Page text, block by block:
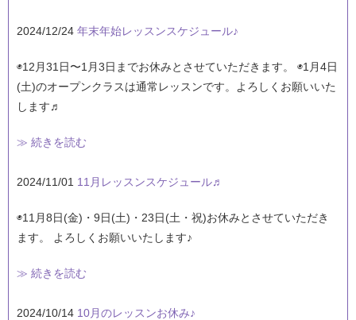
2024/12/24 年末年始レッスンスケジュール♪
◉12月31日〜1月3日までお休みとさせていただきます。 ◉1月4日
(土)のオープンクラスは通常レッスンです。よろしくお願いいた
します♬
≫ 続きを読む
2024/11/01 11月レッスンスケジュール♬
◉11月8日(金)・9日(土)・23日(土・祝)お休みとさせていただき
ます。 よろしくお願いいたします♪
≫ 続きを読む
2024/10/14 10月のレッスンお休み♪